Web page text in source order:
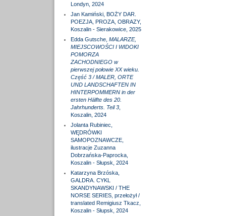
Londyn, 2024
Jan Kamiński, BOŻY DAR.
POEZJA, PROZA, OBRAZY,
Koszalin - Sierakowice, 2025
Edda Gutsche, MALARZE,
MIEJSCOWOŚCI I WIDOKI
POMORZA
ZACHODNIEGO w
pierwszej połowie XX wieku.
Część 3 / MALER, ORTE
UND LANDSCHAFTEN IN
HINTERPOMMERN in der
ersten Hälfte des 20.
Jahrhunderts. Teil 3,
Koszalin, 2024
Jolanta Rubiniec,
WĘDRÓWKI
SAMOPOZNAWCZE,
ilustracje Zuzanna
Dobrzańska-Paprocka,
Koszalin - Słupsk, 2024
Katarzyna Brzóska,
GALDRA. CYKL
SKANDYNAWSKI / THE
NORSE SERIES, przełożył /
translated Remigiusz Tkacz,
Koszalin - Słupsk, 2024